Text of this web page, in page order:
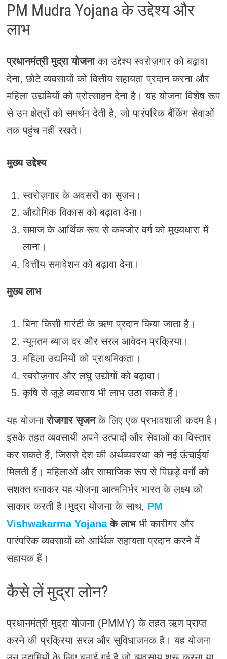
PM Mudra Yojana के उद्देश्य और
लाभ
प्रधानमंत्री मुद्रा योजनाका उद्देश्य स्वरोज़गार को बढ़ावा
देना, छोटे व्यवसायों को वित्तीय सहायता प्रदान करना और
महिला उद्यमियों को प्रोत्साहन देना है। यह योजना विशेष रूप
से उन क्षेत्रों को समर्थन देती है, जो पारंपरिक बैंकिंग सेवाओं
तक पहुंच नहीं रखते।
मुख्य उद्देश्य
स्वरोज़गार के अवसरों का सृजन।
औद्योगिक विकास को बढ़ावा देना।
समाज के आर्थिक रूप से कमजोर वर्ग को मुख्यधारा में
लाना।
वित्तीय समावेशन को बढ़ावा देना।
मुख्य लाभ
बिना किसी गारंटी के ऋण प्रदान किया जाता है।
न्यूनतम ब्याज दर और सरल आवेदन प्रक्रिया।
महिला उद्यमियों को प्राथमिकता।
स्वरोज़गार और लघु उद्योगों को बढ़ावा।
कृषि से जुड़े व्यवसाय भी लाभ उठा सकते हैं।
यह योजनारोजगार सृजनके लिए एक प्रभावशाली कदम है।
इसके तहत व्यवसायी अपने उत्पादों और सेवाओं का विस्तार
कर सकते हैं, जिससे देश की अर्थव्यवस्था को नई ऊंचाईयां
मिलती हैं। महिलाओं और सामाजिक रूप से पिछड़े वर्गों को
सशक्त बनाकर यह योजना आत्मनिर्भर भारत के लक्ष्य को
साकार करती है।मुद्रा योजना के साथ, PM
Vishwakarma Yojanaके लाभभी कारीगर और
पारंपरिक व्यवसायों को आर्थिक सहायता प्रदान करने में
सहायक हैं।
कैसे लें मुद्रा लोन?
प्रधानमंत्री मुद्रा योजना (PMMY) के तहत ऋण प्राप्त
करने की प्रक्रिया सरल और सुविधाजनक है। यह योजना